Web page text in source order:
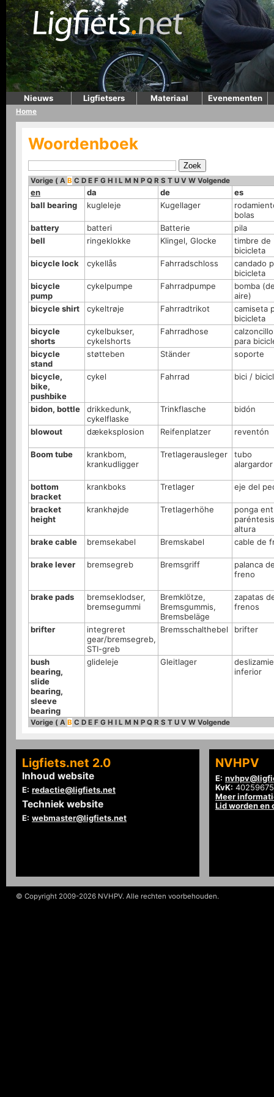
Nieuws Ligfietsers Materiaal Evenementen
Home
Woordenboek
Vorige ( A B C D E F G H I L M N P Q R S T U V W Volgende
en da de
es
ball bearing
kugleleje Kugellager
bolas
battery
batteri Batterie
pila
bell
ringeklokke Klingel, Glocke
timbre de
bicicleta
bicycle lock
cykellås Fahrradschloss
candado
bicicleta
bicycle
pump
cykelpumpe Fahrradpumpe
bomba
aire)
bicycle shirt
cykeltrøje Fahrradtrikot
camiseta
bicicleta
bicycle
shorts
cykelbukser,
cykelshorts
Fahrradhose
para
bicycle
stand
støtteben Ständer soporte
bicycle,
bike,
pushbike
cykel Fahrrad bici /
bidon, bottle
drikkedunk,
cykelflaske
Trinkflasche bidón
blowout dækeksplosion Reifenplatzer reventón
Boom tube
krankbom,
krankudligger
Tretlagerausleger
tubo
alargardor
bottom
bracket
krankboks Tretlager eje del
bracket
height
krankhøjde Tretlagerhöhe
ponga
altura
brake cable
bremsekabel Bremskabel cable de
brake lever bremsegreb Bremsgriff
palanca
freno
brake pads
bremseklodser,
bremsegummi
Bremklötze,
Bremsgummis,
Bremsbeläge
zapatas
frenos
brifter
integreret
gear/bremsegreb,
STI-greb
Bremsschalthebel brifter
bush
bearing,
slide
bearing,
sleeve
bearing
glideleje Gleitlager
inferior
Vorige ( A B C D E F G H I L M N P Q R S T U V W Volgende
Ligfiets.net 2.0
Inhoud website
E: redactie@ligfiets.net
Techniek website
E: webmaster@ligfiets.net
NVHPV
E:
KvK: 40259675
Meer
Lid worden en
© Copyright 2009-2026 NVHPV. Alle rechten voorbehouden.